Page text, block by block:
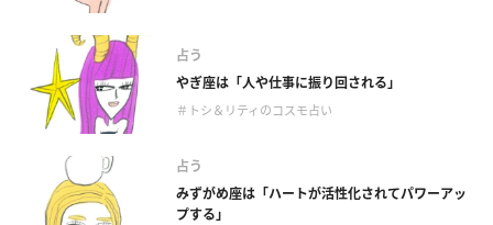
占う
やぎ座は「人や仕事に振り回される」
＃トシ＆リティのコスモ占い
占う
みずがめ座は「ハートが活性化されてパワーアッ
プする」